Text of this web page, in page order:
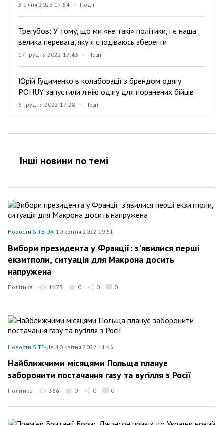
5 січня 2023 17:54 Події
Трегубов: У тому, що ми «не такі» політики, і є наша
велика перевага, яку я сподіваюсь зберегти
17 грудня 2022 17:43 Події
Юрій Гудименко в колаборації з брендом одягу
POHUY запустили лінію одягу для поранених бійців
8 грудня 2022 17:28 Події
Інші новини по темi
Новости SITE-UA 10 квітня 2022 19:51
Вибори президента у Франції: з'явилися перші
екзитполи, ситуація для Макрона досить
напружена
Політика 1673 0 0 0
Новости SITE-UA 10 квітня 2022 11:46
Найближчими місяцями Польща планує
заборонити постачання газу та вугілля з Росії
Політика 366 0 0 0